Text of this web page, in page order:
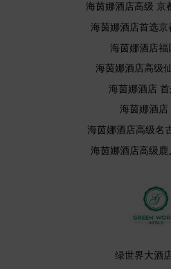
海茵娜酒店高级 京
海茵娜酒店首选
海茵娜酒店福
海茵娜酒店高级
海茵娜酒店
海茵娜酒店
海茵娜酒店高级名
海茵娜酒店高级鹿
绿世界大酒